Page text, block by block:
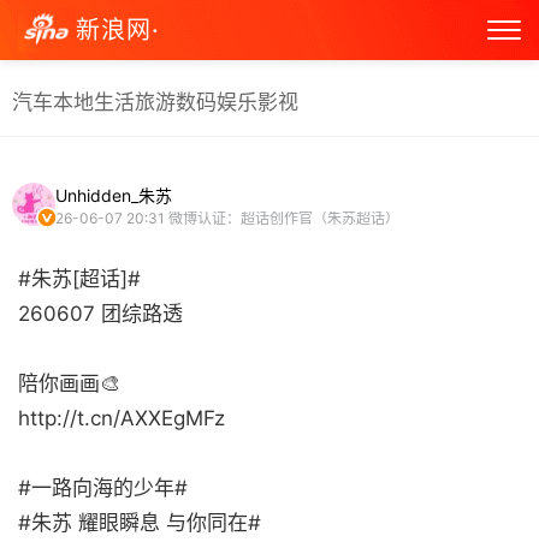
新浪网·
汽车本地生活旅游数码娱乐影视
Unhidden_朱苏
26-06-07 20:31 微博认证：超话创作官（朱苏超话）
#朱苏[超话]#
260607 团综路透
陪你画画🎨
http://t.cn/AXXEgMFz
#一路向海的少年#
#朱苏 耀眼瞬息 与你同在# ​